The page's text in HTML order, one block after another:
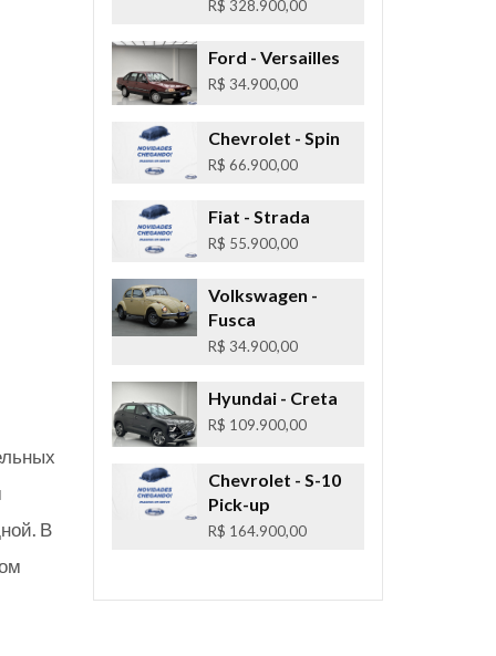
В
R$ 328.900,00
Ford - Versailles
R$ 34.900,00
Chevrolet - Spin
R$ 66.900,00
Fiat - Strada
R$ 55.900,00
Volkswagen -
Fusca
R$ 34.900,00
Hyundai - Creta
R$ 109.900,00
Chevrolet - S-10
Pick-up
R$ 164.900,00